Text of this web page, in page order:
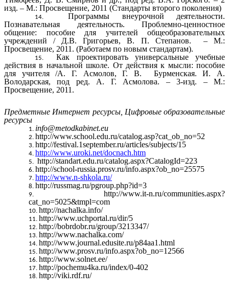
изд. – М.: Просвещение, 2011 (Стандарты второго поколения)
Программы внеурочной деятельности.
Познавательная деятельность. Проблемно-ценностное
общение: пособие для учителей общеобразовательных
учреждений / Д.В. Григорьев, В. П. Степанов. – М.:
Просвещение, 2011. (Работаем по новым стандартам).
Как проектировать универсальные учебные
действия в начальной школе. От действия к мысли: пособие
для учителя /А. Г. Асмолов, Г. В. Бурменская. И. А.
Володарская, под ред. А. Г. Асмолова. – 3-изд. – М.:
Просвещение, 2011.
Предметные Интернет ресурсы, Цифровые образовательные
ресурсы
info@metodkabinet.eu
http://www.school.edu.ru/catalog.asp?cat_ob_no=52
http://festival.1september.ru/articles/subjects/15
http://www.uroki.net/docnach.htm
http://standart.edu.ru/catalog.aspx?CatalogId=223
http://school-russia.prosv.ru/info.aspx?ob_no=25575
http://www.n-shkola.ru/
http://russmag.ru/pgroup.php?id=3
http://www.it-n.ru/communities.aspx?
cat_no=5025&tmpl=com
http://nachalka.info/
http://www.uchportal.ru/dir/5
http://bobrdobr.ru/group/3213347/
http://www.nachalka.com/
http://www.journal.edusite.ru/p84aa1.html
http://www.prosv.ru/info.aspx?ob_no=12566
http://www.solnet.ee/
http://pochemu4ka.ru/index/0-402
http://viki.rdf.ru/